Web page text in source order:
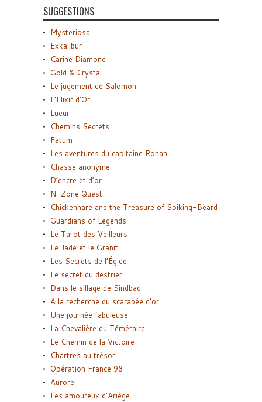
SUGGESTIONS
Mysteriosa
Exkalibur
Carine Diamond
Gold & Crystal
Le jugement de Salomon
L’Elixir d’Or
Lueur
Chemins Secrets
Fatum
Les aventures du capitaine Ronan
Chasse anonyme
D’encre et d’or
N-Zone Quest
Chickenhare and the Treasure of Spiking-Beard
Guardians of Legends
Le Tarot des Veilleurs
Le Jade et le Granit
Les Secrets de l’Égide
Le secret du destrier
Dans le sillage de Sindbad
A la recherche du scarabée d’or
Une journée fabuleuse
La Chevalière du Téméraire
Le Chemin de la Victoire
Chartres au trésor
Opération France 98
Aurore
Les amoureux d’Ariège